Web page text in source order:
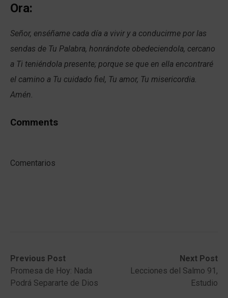
Ora:
Señor, enséñame cada día a vivir y a conducirme por las
sendas de Tu Palabra, honrándote obedeciendola, cercano
a Ti teniéndola presente; porque se que en ella encontraré
el camino a Tu cuidado fiel, Tu amor, Tu misericordia.
Amén.
Comments
Comentarios
Post
navigation
Previous Post
Previous
post:Promesa de Hoy: Nada
Podrá Separarte de Dios
Next Post
Next
post:
Lecciones del Salmo 91,
Estudio